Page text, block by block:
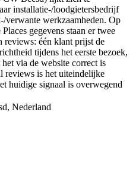
installatie-/loodgietersbedrijf
verwante werkzaamheden. Op
gegevens staan er twee
reviews: één klant prijst de
tijdens het eerste bezoek,
via de website correct is
reviews is het uiteindelijke
huidige signaal is overwegend
Nederland